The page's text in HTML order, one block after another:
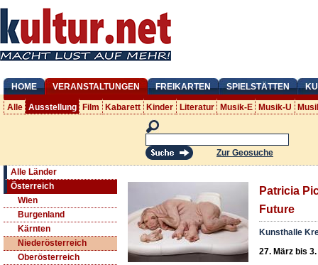
HOME VERANSTALTUNGEN FREIKARTEN SPIELSTÄTTEN
Alle Ausstellung Film Kabarett Kinder Literatur Musik-E Musik-U
Zur Geosuche
Alle Länder
Österreich
Wien
Burgenland
Kärnten
Niederösterreich
Oberösterreich
Patricia
Future
Kunsthalle
27. März bis